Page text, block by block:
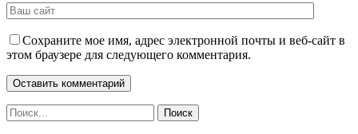
Сохраните мое имя, адрес электронной почты и веб-сайт в
этом браузере для следующего комментария.